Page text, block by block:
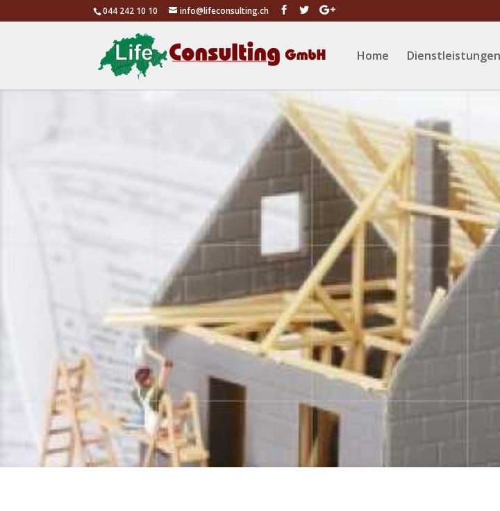
044 242 10 10 info@lifeconsulting.ch
Home Dienstleistungen